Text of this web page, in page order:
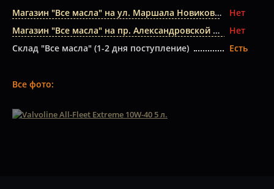
Магазин "Все масла" на ул. Маршала Новикова
Нет
Магазин "Все масла" на пр. Александровской Фермы
Нет
Склад "Все масла" (1-2 дня поступление)
Есть
Все фото: